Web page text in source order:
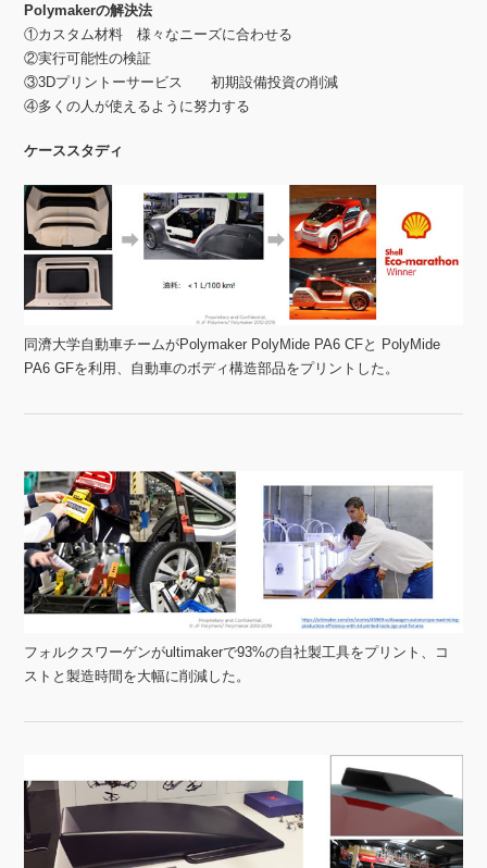
Polymakerの解決法
①カスタム材料 様々なニーズに合わせる
②実行可能性の検証
③3Dプリントーサービス 初期設備投資の削減
④多くの人が使えるように努力する
ケーススタディ
同濟大学自動車チームがPolymaker PolyMide PA6 CFと PolyMide
PA6 GFを利用、自動車のボディ構造部品をプリントした。
フォルクスワーゲンがultimakerで93%の自社製工具をプリント、コ
ストと製造時間を大幅に削減した。